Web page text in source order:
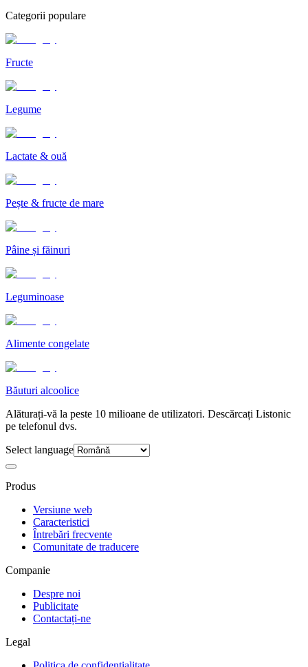
Categorii populare
Fructe
Legume
Lactate & ouă
Pește & fructe de mare
Pâine și făinuri
Leguminoase
Alimente congelate
Băuturi alcoolice
Alăturați-vă la peste 10 milioane de utilizatori. Descărcați Listonic
pe telefonul dvs.
Select language
Produs
Versiune web
Caracteristici
Întrebări frecvente
Comunitate de traducere
Companie
Despre noi
Publicitate
Contactați-ne
Legal